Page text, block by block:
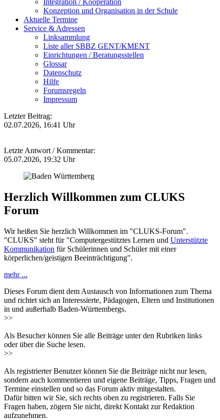
Integration / Kooperation
Konzeption und Organisation in der Schule
Aktuelle Termine
Service & Adressen
Linksammlung
Liste aller SBBZ GENT/KMENT
Einrichtungen / Beratungsstellen
Glossar
Datenschutz
Hilfe
Forumsregeln
Impressum
Letzter Beitrag:
02.07.2026, 16:41 Uhr
Letzte Antwort / Kommentar:
05.07.2026, 19:32 Uhr
Herzlich Willkommen zum CLUKS
Forum
Wir heißen Sie herzlich Willkommen im "CLUKS-Forum".
"CLUKS" steht für "Computergestütztes Lernen und Unterstützte
Kommunikation für Schülerinnen und Schüler mit einer
körperlichen/geistigen Beeinträchtigung".
mehr ...
Dieses Forum dient dem Austausch von Informationen zum Thema
und richtet sich an Interessierte, Pädagogen, Eltern und Institutionen
in und außerhalb Baden-Württembergs.
>>
Als Besucher können Sie alle Beiträge unter den Rubriken links
oder über die Suche lesen.
>>
Als registrierter Benutzer können Sie die Beiträge nicht nur lesen,
sondern auch kommentieren und eigene Beiträge, Tipps, Fragen und
Termine einstellen und so das Forum aktiv mitgestalten.
Dafür bitten wir Sie, sich rechts oben zu registrieren. Falls Sie
Fragen haben, zögern Sie nicht, direkt Kontakt zur Redaktion
aufzunehmen.